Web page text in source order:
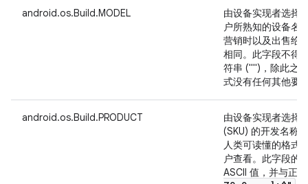
android.os.Build.MODEL
由设备实现者选择
户所熟知的设备名
营销时以及出售给
相同。此字段不得
符串 ("")，除此之
式没有任何其他要
android.os.Build.PRODUCT
由设备实现者选择
(SKU) 的开发名称
人类可读懂的格式
户查看。此字段的
ASCII 值，并与正